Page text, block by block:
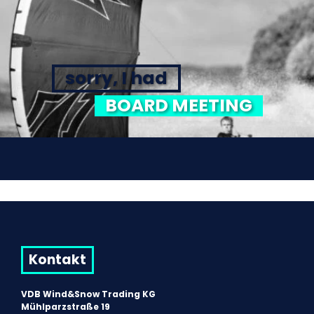
sorry, I had
BOARD MEETING
Kontakt
VDB Wind&Snow Trading KG
Mühlparzstraße 19